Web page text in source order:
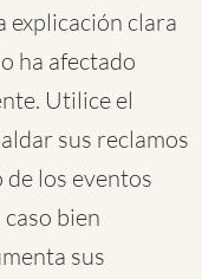
clara
ha afectado
Utilice el
sus reclamos
los eventos
bien
sus